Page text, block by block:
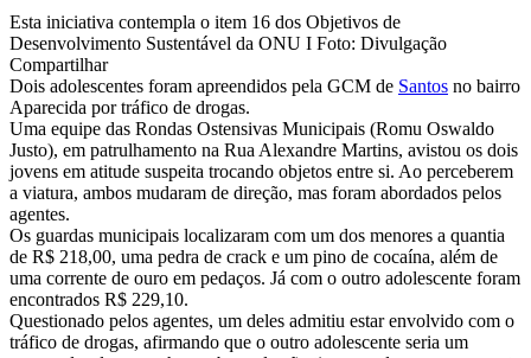
Esta iniciativa contempla o item 16 dos Objetivos de
Desenvolvimento Sustentável da ONU I Foto: Divulgação
Compartilhar
Dois adolescentes foram apreendidos pela GCM de Santos no bairro
Aparecida por tráfico de drogas.
Uma equipe das Rondas Ostensivas Municipais (Romu Oswaldo
Justo), em patrulhamento na Rua Alexandre Martins, avistou os dois
jovens em atitude suspeita trocando objetos entre si. Ao perceberem
a viatura, ambos mudaram de direção, mas foram abordados pelos
agentes.
Os guardas municipais localizaram com um dos menores a quantia
de R$ 218,00, uma pedra de crack e um pino de cocaína, além de
uma corrente de ouro em pedaços. Já com o outro adolescente foram
encontrados R$ 229,10.
Questionado pelos agentes, um deles admitiu estar envolvido com o
tráfico de drogas, afirmando que o outro adolescente seria um